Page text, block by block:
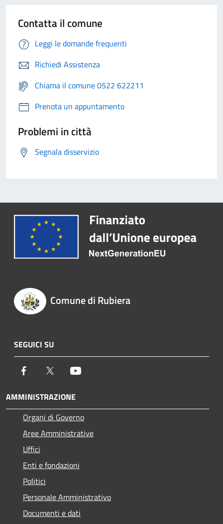
Contatta il comune
Leggi le domande frequenti
Richiedi Assistenza
Chiama il comune 0522 622211
Prenota un appuntamento
Problemi in città
Segnala disservizio
Comune di Rubiera
SEGUICI SU
Facebook Twitter
AMMINISTRAZIONE
Organi di Governo
Aree Amministrative
Uffici
Enti e fondazioni
Politici
Personale Amministrativo
Documenti e dati